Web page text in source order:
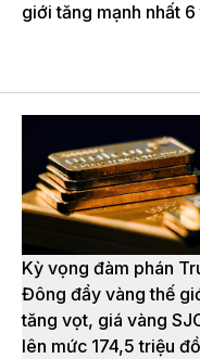
giới tăng mạnh nhất
Kỳ vọng đàm phán
Đông đẩy vàng thế
tăng vọt, giá vàng
lên mức 174,5 triệu